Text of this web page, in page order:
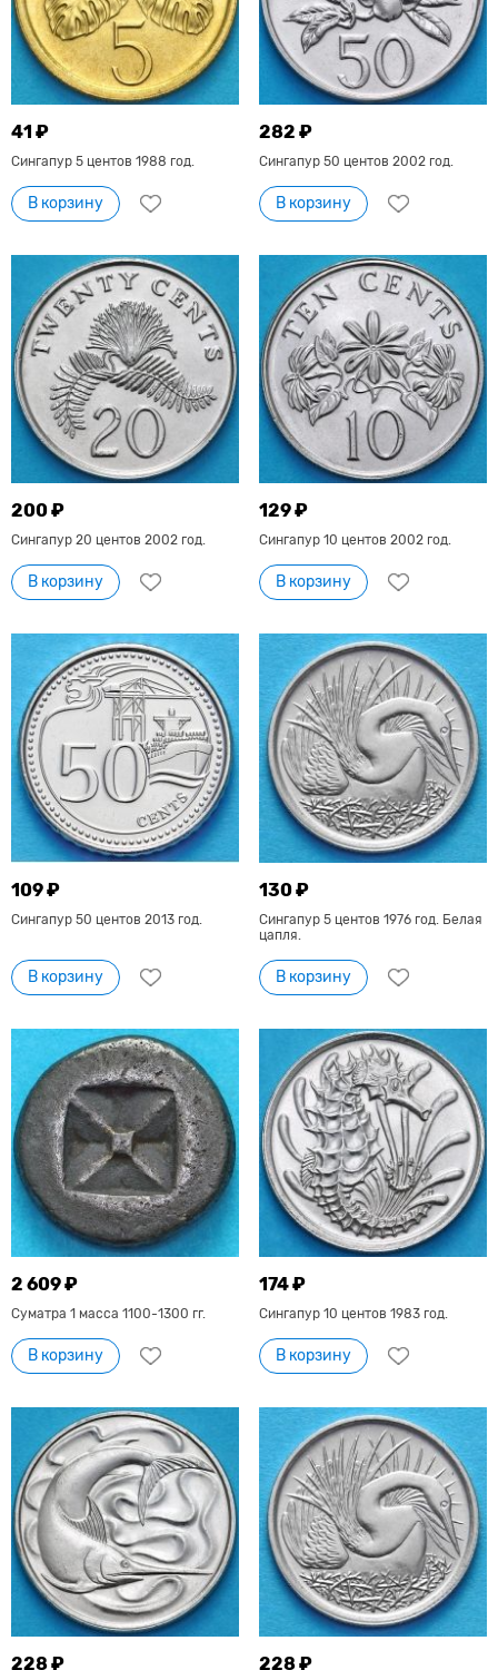
41 ₽
Сингапур 5 центов 1988 год.
В корзину
282 ₽
Сингапур 50 центов 2002 год.
В корзину
200 ₽
Сингапур 20 центов 2002 год.
В корзину
129 ₽
Сингапур 10 центов 2002 год.
В корзину
109 ₽
Сингапур 50 центов 2013 год.
В корзину
130 ₽
Сингапур 5 центов 1976 год. Белая
цапля.
В корзину
2 609 ₽
Суматра 1 масса 1100-1300 гг.
В корзину
174 ₽
Сингапур 10 центов 1983 год.
В корзину
228 ₽ 228 ₽